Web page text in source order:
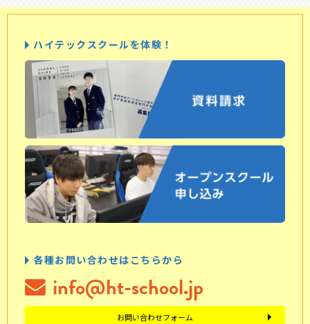
ハイテックスクールを体験！
各種お問い合わせはこちらから
info@ht-school.jp
お問い合わせフォーム